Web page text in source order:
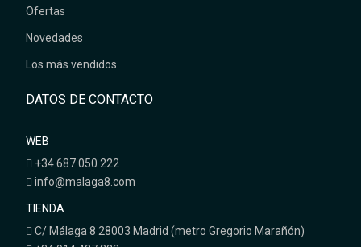
Ofertas
Novedades
Los más vendidos
DATOS DE CONTACTO
WEB
+34 687 050 222
info@malaga8.com
TIENDA
C/ Málaga 8 28003 Madrid (metro Gregorio Marañón)